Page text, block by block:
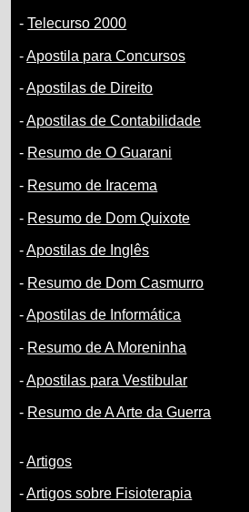
-Telecurso 2000
-Apostila para Concursos
-Apostilas de Direito
-Apostilas de Contabilidade
- Resumo de O Guarani
- Resumo de Iracema
- Resumo de Dom Quixote
-Apostilas de Inglês
- Resumo de Dom Casmurro
-Apostilas de Informática
- Resumo de A Moreninha
-Apostilas para Vestibular
- Resumo de A Arte da Guerra
-Artigos
-Artigos sobre Fisioterapia